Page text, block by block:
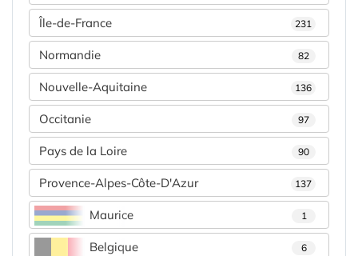
Île-de-France 231
Normandie 82
Nouvelle-Aquitaine 136
Occitanie 97
Pays de la Loire 90
Provence-Alpes-Côte-D'Azur 137
Maurice 1
Belgique 6